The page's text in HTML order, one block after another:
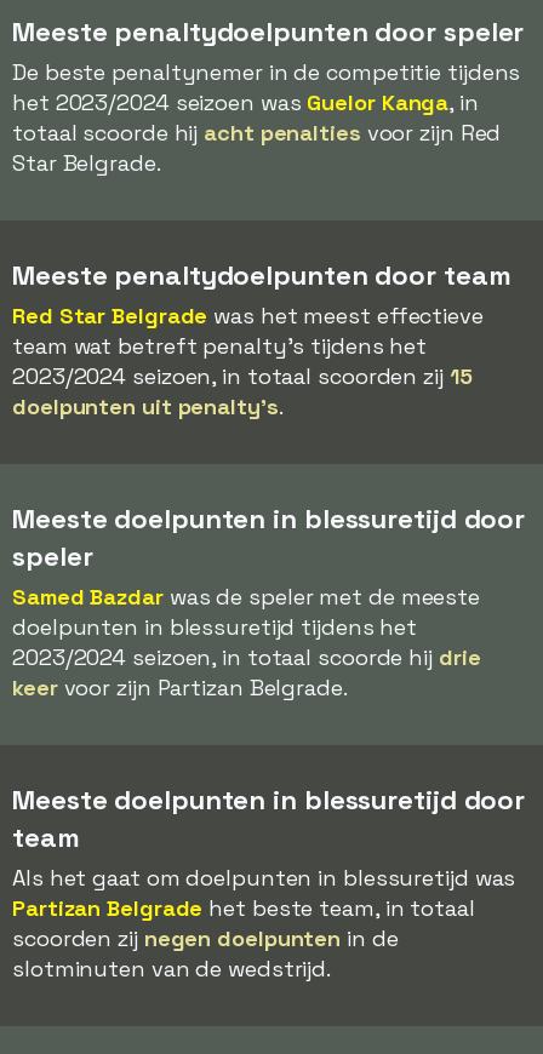
Meeste penaltydoelpunten door speler
De beste penaltynemer in de competitie tijdens
het 2023/2024 seizoen was Guelor Kanga, in
totaal scoorde hij acht penalties voor zijn Red
Star Belgrade.
Meeste penaltydoelpunten door team
Red Star Belgrade was het meest effectieve
team wat betreft penalty's tijdens het
2023/2024 seizoen, in totaal scoorden zij 15
doelpunten uit penalty's.
Meeste doelpunten in blessuretijd door
speler
Samed Bazdarwas de speler met de meeste
doelpunten in blessuretijd tijdens het
2023/2024 seizoen, in totaal scoorde hij drie
keervoor zijn Partizan Belgrade.
Meeste doelpunten in blessuretijd door
team
Als het gaat om doelpunten in blessuretijd was
Partizan Belgrade het beste team, in totaal
scoorden zij negen doelpunten in de
slotminuten van de wedstrijd.